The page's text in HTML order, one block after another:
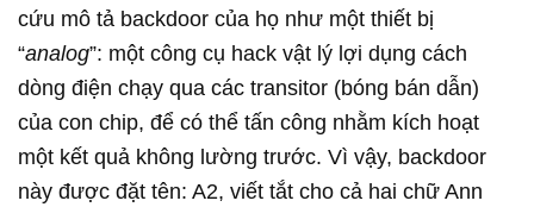
cứu mô tả backdoor của họ như một thiết bị
“analog”: một công cụ hack vật lý lợi dụng cách
dòng điện chạy qua các transitor (bóng bán dẫn)
của con chip, để có thể tấn công nhằm kích hoạt
một kết quả không lường trước. Vì vậy, backdoor
này được đặt tên: A2, viết tắt cho cả hai chữ Ann